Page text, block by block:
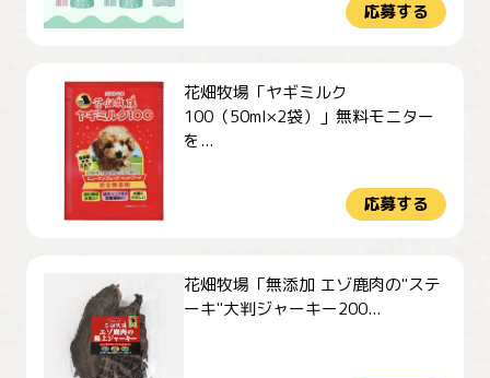
応募する
花畑牧場「ヤギミルク
100（50ml×2袋）」無料モニター
を...
応募する
花畑牧場「無添加 エゾ鹿肉の"ステ
ーキ"大判ジャーキー200...